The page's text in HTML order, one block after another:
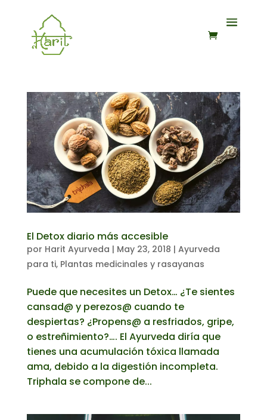
El Detox diario más accesible
por Harit Ayurveda | May 23, 2018 | Ayurveda
para ti, Plantas medicinales y rasayanas
Puede que necesites un Detox… ¿Te sientes
cansad@ y perezos@ cuando te
despiertas? ¿Propens@ a resfriados, gripe,
o estreñimiento?…. El Ayurveda diría que
tienes una acumulación tóxica llamada
ama, debido a la digestión incompleta.
Triphala se compone de...